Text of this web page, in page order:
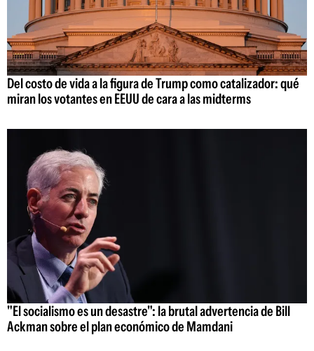
Del costo de vida a la figura de Trump como catalizador: qué
miran los votantes en EEUU de cara a las midterms
"El socialismo es un desastre": la brutal advertencia de Bill
Ackman sobre el plan económico de Mamdani